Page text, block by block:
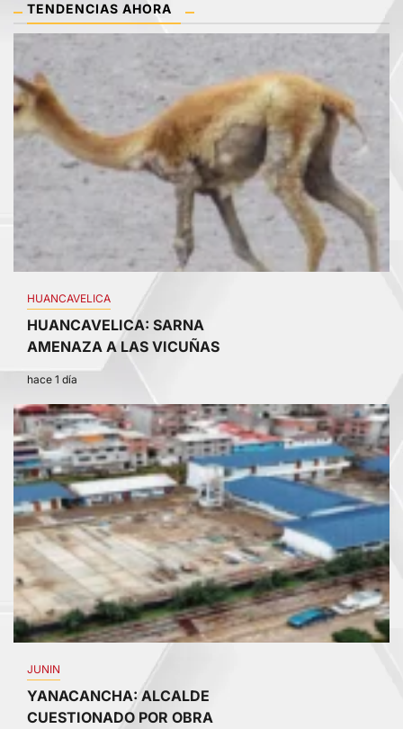
TENDENCIAS AHORA
1
HUANCAVELICA
HUANCAVELICA: SARNA
AMENAZA A LAS VICUÑAS
hace 1 día
2
JUNIN
YANACANCHA: ALCALDE
CUESTIONADO POR OBRA